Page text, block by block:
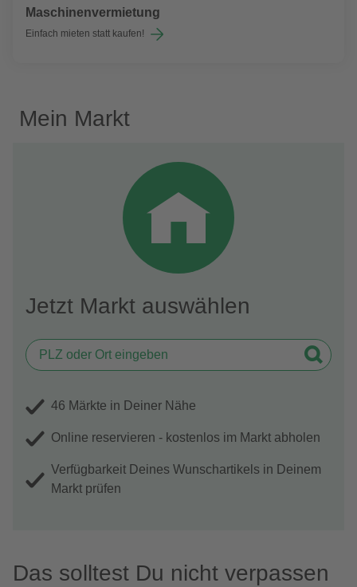
Maschinenvermietung
Einfach mieten statt kaufen!
Mein Markt
Jetzt Markt auswählen
46 Märkte in Deiner Nähe
Online reservieren - kostenlos im Markt abholen
Verfügbarkeit Deines Wunschartikels in Deinem
Markt prüfen
Das solltest Du nicht verpassen